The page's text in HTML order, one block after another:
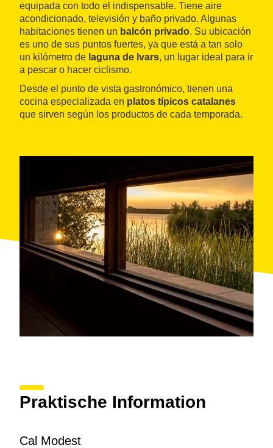
equipada con todo el indispensable. Tiene aire
acondicionado, televisión y baño privado. Algunas
habitaciones tienen un balcón privado. Su ubicación
es uno de sus puntos fuertes, ya que está a tan solo
un kilómetro de laguna de Ivars, un lugar ideal para ir
a pescar o hacer ciclismo.
Desde el punto de vista gastronómico, tienen una
cocina especializada en platos típicos catalanes
que sirven según los productos de cada temporada.
Praktische Information
Cal Modest